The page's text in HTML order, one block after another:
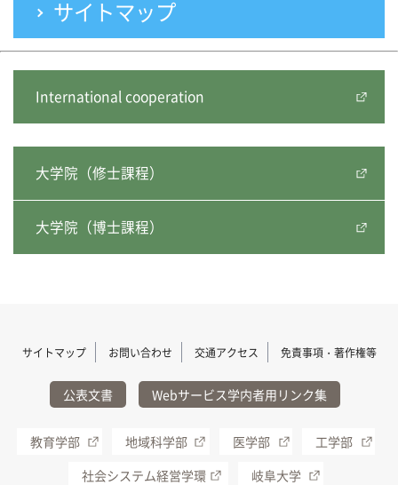
サイトマップ
International cooperation
大学院（修士課程）
大学院（博士課程）
サイトマップ お問い合わせ 交通アクセス 免責事項・著作権等
公表文書 Webサービス学内者用リンク集
教育学部 地域科学部 医学部
工学部
社会システム経営学環
岐阜大学